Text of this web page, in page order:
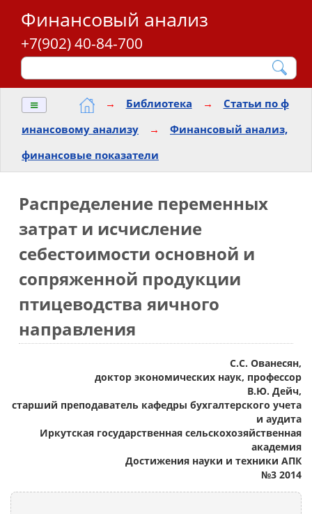
Финансовый анализ
+7(902) 40-84-700
≡ → Библиотека →
Статьи по ф
инансовому анализу
→
Финансовый анализ,
финансовые показатели
Распределение переменных
затрат и исчисление
себестоимости основной и
сопряженной продукции
птицеводства яичного
направления
С.С. Ованесян,
доктор экономических наук, профессор
В.Ю. Дейч,
старший преподаватель кафедры бухгалтерского учета
и аудита
Иркутская государственная сельскохозяйственная
академия
Достижения науки и техники АПК
№3 2014